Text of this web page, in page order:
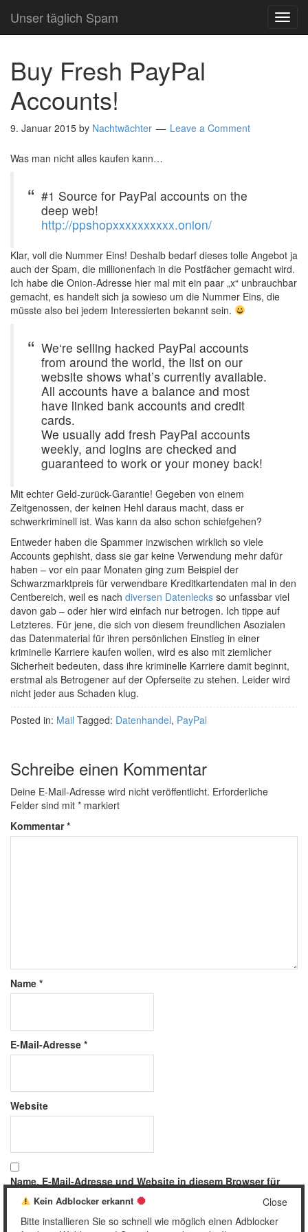
Unser täglich Spam
Buy Fresh PayPal
Accounts!
9. Januar 2015 by Nachtwächter Leave a Comment
Was man nicht alles kaufen kann…
#1 Source for PayPal accounts on the
deep web!
http://ppshopxxxxxxxxxx.onion/
Klar, voll die Nummer Eins! Deshalb bedarf dieses tolle Angebot ja
auch der Spam, die millionenfach in die Postfächer gemacht wird.
Ich habe die Onion-Adresse hier mal mit ein paar „x“ unbrauchbar
gemacht, es handelt sich ja sowieso um die Nummer Eins, die
müsste also bei jedem Interessierten bekannt sein.
We‘re selling hacked PayPal accounts
from around the world, the list on our
website shows what’s currently available.
All accounts have a balance and most
have linked bank accounts and credit
cards.
We usually add fresh PayPal accounts
weekly, and logins are checked and
guaranteed to work or your money back!
Mit echter Geld-zurück-Garantie! Gegeben von einem
Zeitgenossen, der keinen Hehl daraus macht, dass er
schwerkriminell ist. Was kann da also schon schiefgehen?
Entweder haben die Spammer inzwischen wirklich so viele
Accounts gephisht, dass sie gar keine Verwendung mehr dafür
haben – vor ein paar Monaten ging zum Beispiel der
Schwarzmarktpreis für verwendbare Kreditkartendaten mal in den
Centbereich, weil es nach diversen Datenlecks so unfassbar viel
davon gab – oder hier wird einfach nur betrogen. Ich tippe auf
Letzteres. Für jene, die sich von diesem freundlichen Asozialen
das Datenmaterial für ihren persönlichen Einstieg in einer
kriminelle Karriere kaufen wollen, wird es also mit ziemlicher
Sicherheit bedeuten, dass ihre kriminelle Karriere damit beginnt,
erstmal als Betrogener auf der Opferseite zu stehen. Leider wird
nicht jeder aus Schaden klug.
Posted in: Mail Tagged: Datenhandel, PayPal
Schreibe einen Kommentar
Deine E-Mail-Adresse wird nicht veröffentlicht. Erforderliche
Felder sind mit * markiert
Kommentar*
Name *
E-Mail-Adresse *
Website
Name, E-Mail-Adresse und Website in diesem Browser für
meinen nächsten Kommentar speichern.
Close
Kein Adblocker erkannt
Bitte installieren Sie so schnell wie möglich einen Adblocker